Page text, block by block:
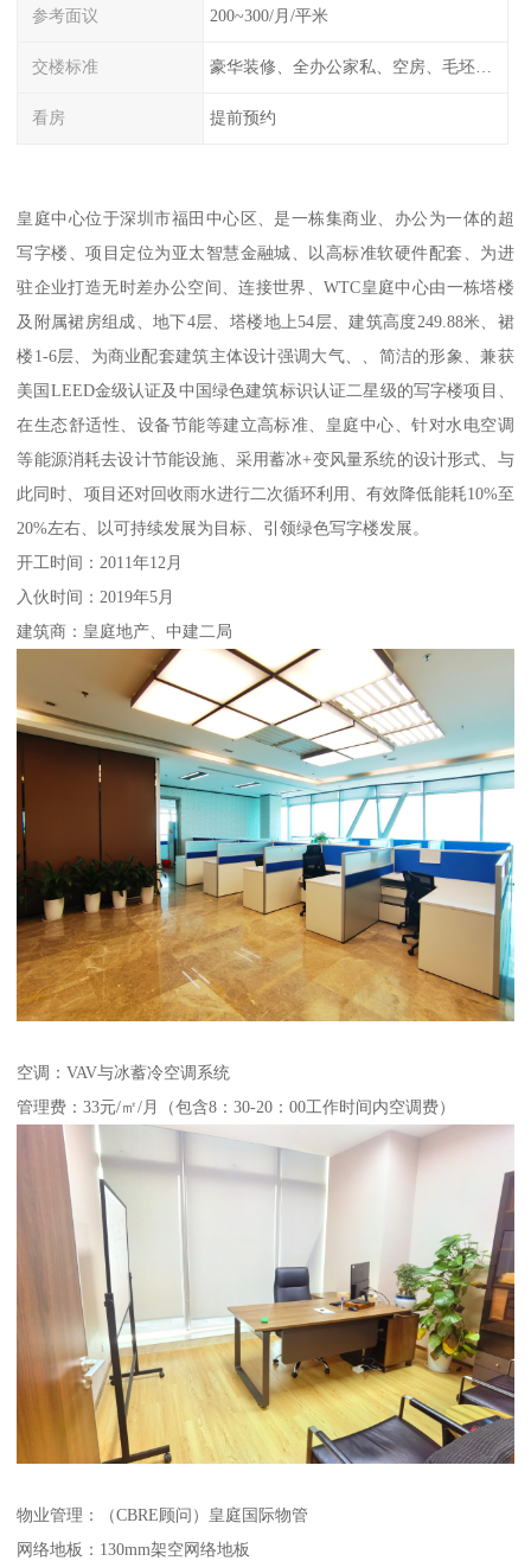
参考面议 200~300/月/平米
交楼标准 豪华装修、全办公家私、空房、毛坯、任选
看房 提前预约
皇庭中心位于深圳市福田中心区、是一栋集商业、办公为一体的超
写字楼、项目定位为亚太智慧金融城、以高标准软硬件配套、为进
驻企业打造无时差办公空间、连接世界、WTC皇庭中心由一栋塔楼
及附属裙房组成、地下4层、塔楼地上54层、建筑高度249.88米、裙
楼1-6层、为商业配套建筑主体设计强调大气、、简洁的形象、兼获
美国LEED金级认证及中国绿色建筑标识认证二星级的写字楼项目、
在生态舒适性、设备节能等建立高标准、皇庭中心、针对水电空调
等能源消耗去设计节能设施、采用蓄冰+变风量系统的设计形式、与
此同时、项目还对回收雨水进行二次循环利用、有效降低能耗10%至
20%左右、以可持续发展为目标、引领绿色写字楼发展。
开工时间：2011年12月
入伙时间：2019年5月
建筑商：皇庭地产、中建二局
空调：VAV与冰蓄冷空调系统
管理费：33元/㎡/月（包含8：30-20：00工作时间内空调费）
物业管理：（CBRE顾问）皇庭国际物管
网络地板：130mm架空网络地板